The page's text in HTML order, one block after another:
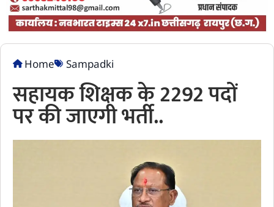
Home Sampadki
सहायक शिक्षक के 2292 पदों
पर की जाएगी भर्ती..